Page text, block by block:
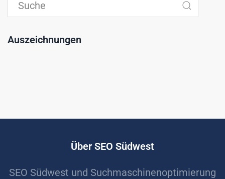
Auszeichnungen
Über SEO Südwest
SEO Südwest und Suchmaschinenoptimierung